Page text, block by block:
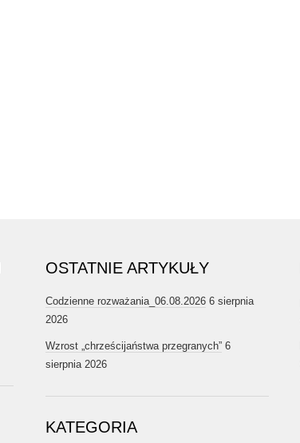
OSTATNIE ARTYKUŁY
Codzienne rozważania_06.08.2026 6 sierpnia
2026
Wzrost „chrześcijaństwa przegranych” 6
sierpnia 2026
KATEGORIA